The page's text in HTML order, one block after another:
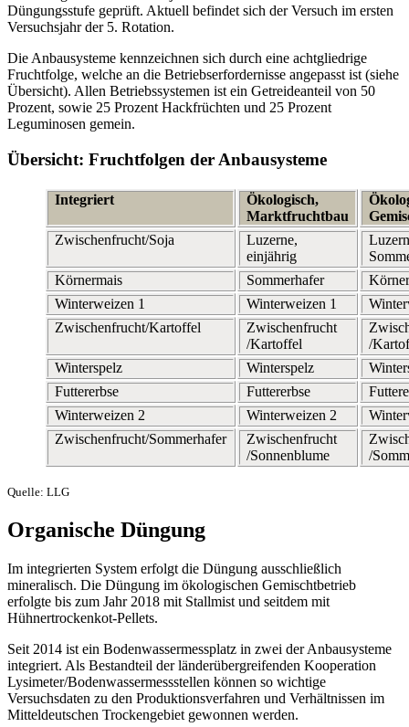
Düngungsstufe geprüft. Aktuell befindet sich der Versuch im ersten
Versuchsjahr der 5. Rotation.
Die Anbausysteme kennzeichnen sich durch eine achtgliedrige
Fruchtfolge, welche an die Betriebserfordernisse angepasst ist (siehe
Übersicht). Allen Betriebssystemen ist ein Getreideanteil von 50
Prozent, sowie 25 Prozent Hackfrüchten und 25 Prozent
Leguminosen gemein.
Übersicht: Fruchtfolgen der Anbausysteme
Integriert
Ökologisch,
Marktfruchtbau
Zwischenfrucht/Soja
Luzerne,
einjährig
Körnermais
Sommerhafer
Winterweizen 1
Winterweizen 1
Zwischenfrucht/Kartoffel
Zwischenfrucht
/Kartoffel
/
Winterspelz
Winterspelz
Futtererbse
Futtererbse
Winterweizen 2
Winterweizen 2
Zwischenfrucht/Sommerhafer
Zwischenfrucht
/Sonnenblume
/
Quelle: LLG
Organische Düngung
Im integrierten System erfolgt die Düngung ausschließlich
mineralisch. Die Düngung im ökologischen Gemischtbetrieb
erfolgte bis zum Jahr 2018 mit Stallmist und seitdem mit
Hühnertrockenkot-Pellets.
Seit 2014 ist ein Bodenwassermessplatz in zwei der Anbausysteme
integriert. Als Bestandteil der länderübergreifenden Kooperation
Lysimeter/Bodenwassermessstellen können so wichtige
Versuchsdaten zu den Produktionsverfahren und Verhältnissen im
Mitteldeutschen Trockengebiet gewonnen werden.